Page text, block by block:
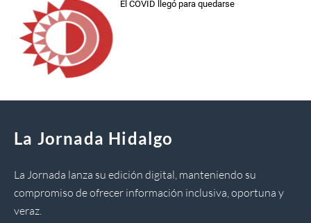
El COVID llegó para quedarse
La Jornada Hidalgo
La Jornada lanza su edición digital, manteniendo su
compromiso de ofrecer información inclusiva, oportuna y
veraz.